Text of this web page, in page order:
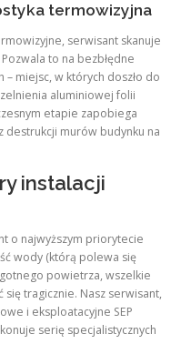
termowizyjna
serwisant skanuje
to na bezbłędne
miejsc, w których doszło do
aluminiowej folii
etapie zapobiega
destrukcji murów budynku na
instalacji
o najwyższym priorytecie
wody (którą polewa się
powietrza, wszelkie
tragicznie. Nasz serwisant,
i eksploatacyjne SEP
serię specjalistycznych